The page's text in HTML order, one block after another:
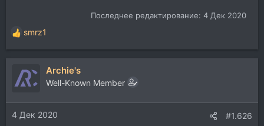
Последнее редактирование: 4 Дек 2020
Р
е
а
ц
и
:
smrz1
Archie's
Well-Known Member
4 Дек 2020 #1.626